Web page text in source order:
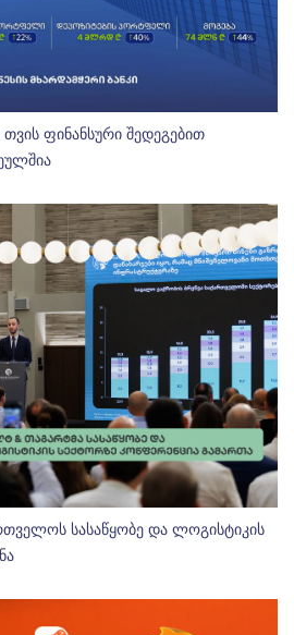
ფინანსური შედეგებით
სასაწყობე და ლოგისტიკის